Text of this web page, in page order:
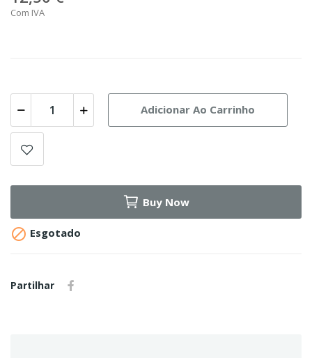
Com IVA
Adicionar Ao Carrinho
Buy Now
 Esgotado
Partilhar